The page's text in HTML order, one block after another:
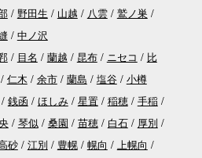
野田生 山越 八雲
鷲ノ巣
中ノ沢
目名 蘭越 昆布 ニセコ
比
仁木 余市 蘭島 塩谷
小樽
銭函 ほしみ 星置 稲穂
手稲
琴似 桑園 苗穂 白石
厚別
砂 江別 豊幌 幌向
上幌向